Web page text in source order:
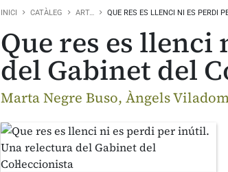
INICI CATÀLEG ART… QUE RES ES LLENCI NI ES PERDI
Que res es
del Gabinet del
Marta Negre Buso, Àngels